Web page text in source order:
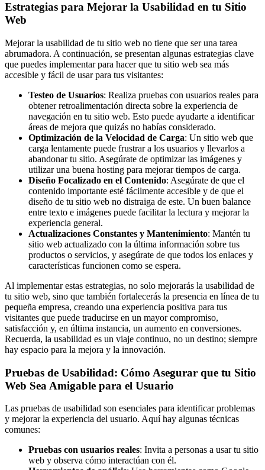
Estrategias para Mejorar la Usabilidad en tu Sitio
Web
Mejorar la usabilidad de tu sitio web no tiene que ser una tarea
abrumadora. A continuación, se presentan algunas estrategias clave
que puedes implementar para hacer que tu sitio web sea más
accesible y fácil de usar para tus visitantes:
Testeo de Usuarios: Realiza pruebas con usuarios reales para
obtener retroalimentación directa sobre la experiencia de
navegación en tu sitio web. Esto puede ayudarte a identificar
áreas de mejora que quizás no habías considerado.
Optimización de la Velocidad de Carga: Un sitio web que
carga lentamente puede frustrar a los usuarios y llevarlos a
abandonar tu sitio. Asegúrate de optimizar las imágenes y
utilizar una buena hosting para mejorar tiempos de carga.
Diseño Focalizado en el Contenido: Asegúrate de que el
contenido importante esté fácilmente accesible y de que el
diseño de tu sitio web no distraiga de este. Un buen balance
entre texto e imágenes puede facilitar la lectura y mejorar la
experiencia general.
Actualizaciones Constantes y Mantenimiento: Mantén tu
sitio web actualizado con la última información sobre tus
productos o servicios, y asegúrate de que todos los enlaces y
características funcionen como se espera.
Al implementar estas estrategias, no solo mejorarás la usabilidad de
tu sitio web, sino que también fortalecerás la presencia en línea de tu
pequeña empresa, creando una experiencia positiva para tus
visitantes que puede traducirse en un mayor compromiso,
satisfacción y, en última instancia, un aumento en conversiones.
Recuerda, la usabilidad es un viaje continuo, no un destino; siempre
hay espacio para la mejora y la innovación.
Pruebas de Usabilidad: Cómo Asegurar que tu Sitio
Web Sea Amigable para el Usuario
Las pruebas de usabilidad son esenciales para identificar problemas
y mejorar la experiencia del usuario. Aquí hay algunas técnicas
comunes:
Pruebas con usuarios reales: Invita a personas a usar tu sitio
web y observa cómo interactúan con él.